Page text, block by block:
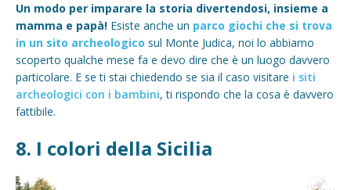
Un modo per imparare la storia divertendosi, insieme a
mamma e papà! Esiste anche un parco giochi che si trova
in un sito archeologico sul Monte Judica, noi lo abbiamo
scoperto qualche mese fa e devo dire che è un luogo davvero
particolare. E se ti stai chiedendo se sia il caso visitare i siti
archeologici con i bambini, ti rispondo che la cosa è davvero
fattibile.
8. I colori della Sicilia